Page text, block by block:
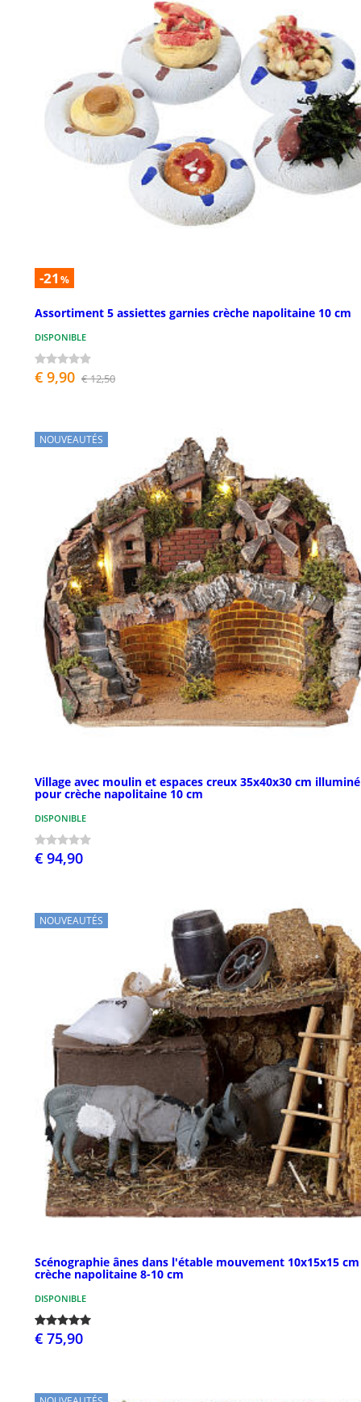
-21 %
Assortiment 5 assiettes garnies crèche napolitaine 10 cm
DISPONIBLE
€ 9,90 € 12,50
NOUVEAUTÉS
Village avec moulin et espaces creux 35x40x30 cm illuminé
pour crèche napolitaine 10 cm
DISPONIBLE
€ 94,90
NOUVEAUTÉS
Scénographie ânes dans l'étable mouvement 10x15x15 cm
crèche napolitaine 8-10 cm
DISPONIBLE
€ 75,90